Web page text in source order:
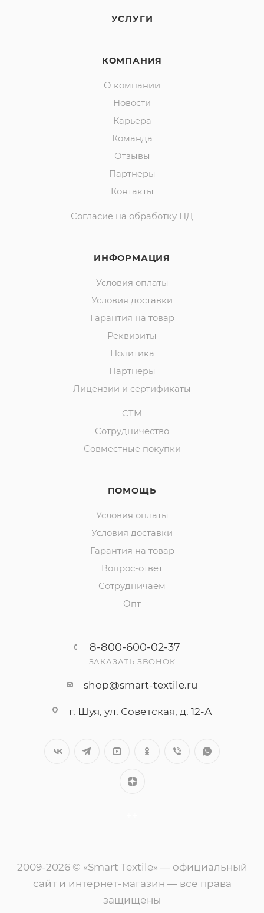
УСЛУГИ
КОМПАНИЯ
О компании
Новости
Карьера
Команда
Отзывы
Партнеры
Контакты
Согласие на обработку ПД
ИНФОРМАЦИЯ
Условия оплаты
Условия доставки
Гарантия на товар
Реквизиты
Политика
Партнеры
Лицензии и сертификаты
СТМ
Сотрудничество
Совместные покупки
ПОМОЩЬ
Условия оплаты
Условия доставки
Гарантия на товар
Вопрос-ответ
Сотрудничаем
Опт
8-800-600-02-37
ЗАКАЗАТЬ ЗВОНОК
shop@smart-textile.ru
г. Шуя, ул. Советская, д. 12-А
2009-2026 © «Smart Textile» — официальный
сайт и интернет-магазин — все права
защищены